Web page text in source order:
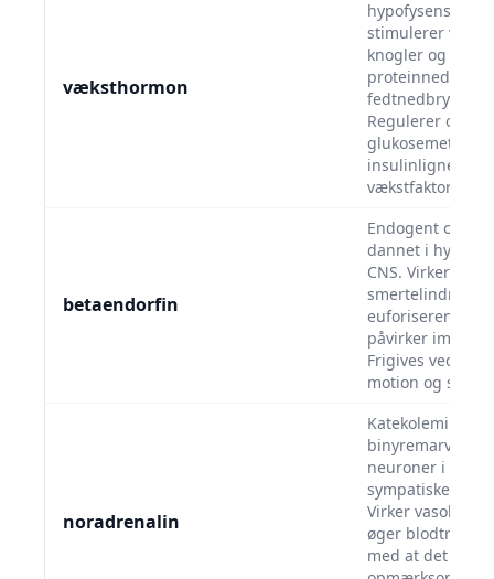
væksthormon
hypofysens
stimulerer vækst
knogler og
Regulerer også
insulinlignende
vækstfaktor-1 i
betaendorfin
Endogent
dannet i
CNS. Virker
euforiserende og
påvirker
Frigives ved
motion og
noradrenalin
Katekolemin fra
binyremarven og
neuroner i det
sympatiske
Virker
øger blodtryk,
med at det